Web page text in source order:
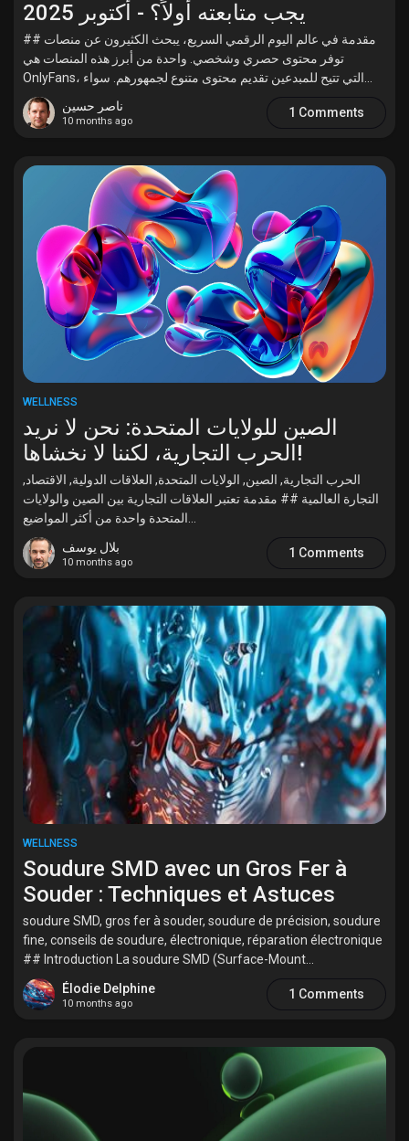
يجب متابعته أولاً؟ - أكتوبر 2025
## مقدمة في عالم اليوم الرقمي السريع، يبحث الكثيرون عن منصات
توفر محتوى حصري وشخصي. واحدة من أبرز هذه المنصات هي
ناصر حسين
10 months ago
1 Comments
WELLNESS
الصين للولايات المتحدة: نحن لا نريد
الحرب التجارية، لكننا لا نخشاها!
الحرب التجارية, الصين, الولايات المتحدة, العلاقات الدولية, الاقتصاد,
التجارة العالمية ## مقدمة تعتبر العلاقات التجارية بين الصين والولايات
المتحدة واحدة من أكثر المواضيع...
بلال يوسف
10 months ago
1 Comments
WELLNESS
Soudure SMD avec un Gros Fer à
Souder : Techniques et Astuces
soudure SMD, gros fer à souder, soudure de précision, soudure
fine, conseils de soudure, électronique, réparation électronique
## Introduction La soudure SMD (Surface-Mount...
Élodie Delphine
10 months ago
1 Comments